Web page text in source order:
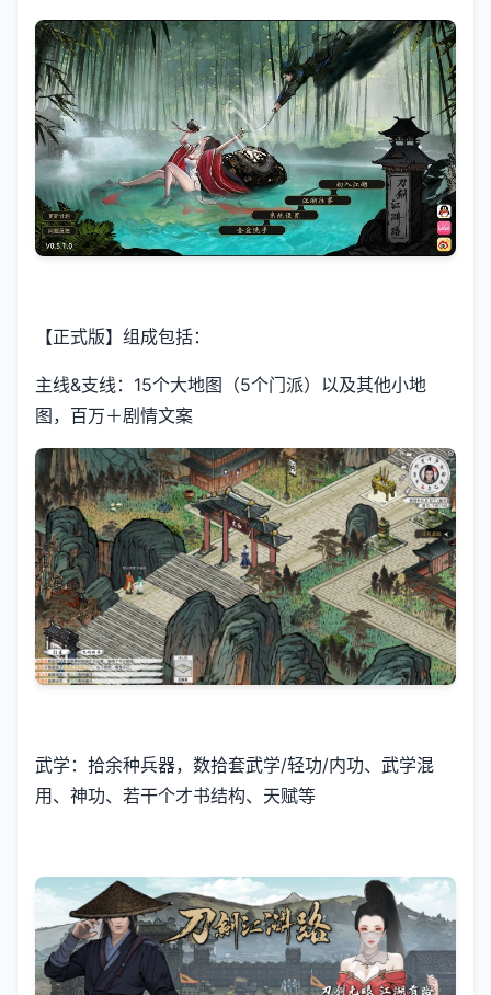
【正式版】组成包括：
主线&支线：15个大地图（5个门派）以及其他小地
图，百万＋剧情文案
武学：拾余种兵器，数拾套武学/轻功/内功、武学混
用、神功、若干个才书结构、天赋等